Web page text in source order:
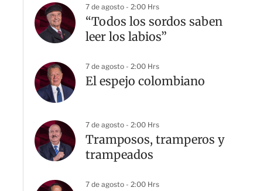
7 de agosto - 2:00 Hrs
“Todos los sordos saben
leer los labios”
7 de agosto - 2:00 Hrs
El espejo colombiano
7 de agosto - 2:00 Hrs
Tramposos, tramperos y
trampeados
7 de agosto - 2:00 Hrs